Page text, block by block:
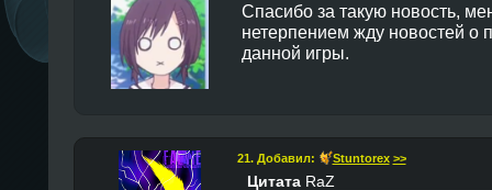
Спасибо за такую новость,
нетерпением жду новостей о
данной игры.
21. Добавил: Stuntorex >>
Цитата RaZ